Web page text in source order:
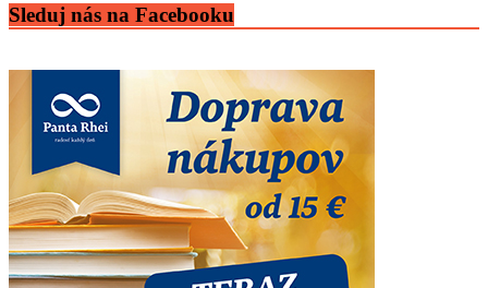
Sleduj nás na Facebooku